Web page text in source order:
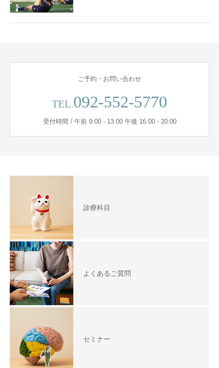
ご予約・お問い合わせ
TEL.092-552-5770
受付時間 / 午前 9:00 - 13:00 午後 16:00 - 20:00
診療科目
よくあるご質問
セミナー